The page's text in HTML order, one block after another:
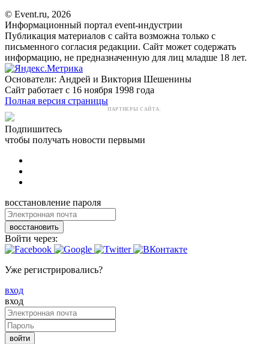
© Event.ru, 2026
Информационный портал event-индустрии
Публикация материалов с сайта возможна только с
письменного согласия редакции. Сайт может содержать
информацию, не предназначенную для лиц младше 18 лет.
Основатели: Андрей и Виктория Шешенины
Сайт работает с 16 ноября 1998 года
Полная версия страницы
ПАРТНЕРЫ САЙТА:
Подпишитесь
чтобы получать новости первыми
восстановление пароля
восстановить
Войти через:
Уже регистрировались?
вход
вход
войти